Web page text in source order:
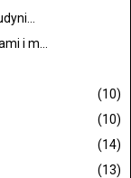
i m...
(10)
(10)
(14)
(13)